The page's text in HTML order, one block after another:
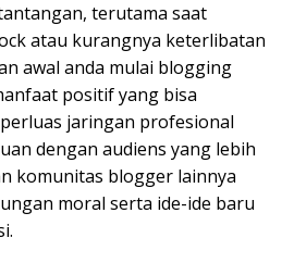
terutama saat
atau kurangnya keterlibatan
awal anda mulai blogging
positif yang bisa
jaringan profesional
dengan audiens yang lebih
komunitas blogger lainnya
moral serta ide-ide baru